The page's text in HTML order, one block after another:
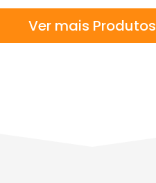
Ver mais Produtos